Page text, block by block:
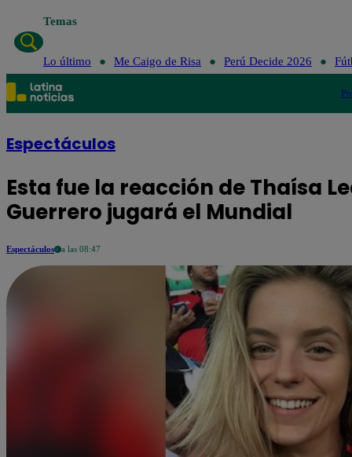
Temas
Lo último Me Caigo de Risa Perú Decide 2026
Espectáculos
Esta fue la reacción de Thaísa
Guerrero jugará el Mundial
Espectáculos a las 08:47